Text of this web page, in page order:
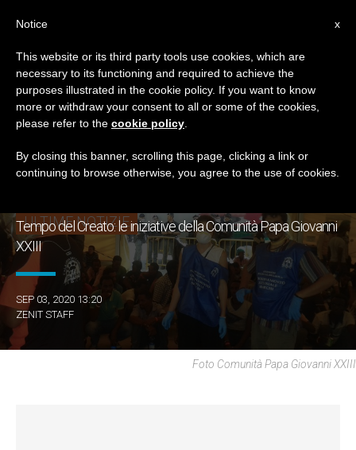
TAG
Posts Tagged ‘Tempio
Del Creato’
ULTIME NOTIZIE
Tempo del Creato: le iniziative della Comunità Papa Giovanni
XXIII
SEP 03, 2020 13:20
ZENIT STAFF
Foto Comunità Papa Giovanni XXIII
x
Notice
This website or its third party tools use cookies, which are
necessary to its functioning and required to achieve the
purposes illustrated in the cookie policy. If you want to know
more or withdraw your consent to all or some of the cookies,
please refer to the cookie policy
By closing this banner, scrolling this page, clicking a link or
continuing to browse otherwise, you agree to the use of cookies.